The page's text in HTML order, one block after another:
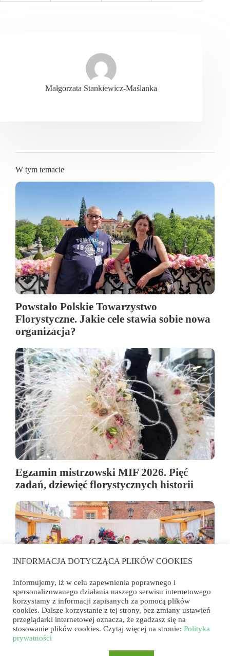
Małgorzata Stankiewicz-Maślanka
W tym temacie
Powstało Polskie Towarzystwo
Florystyczne. Jakie cele stawia sobie nowa
organizacja?
Egzamin mistrzowski MIF 2026. Pięć
zadań, dziewięć florystycznych historii
Florystyka wyszła na rynek. Konkurs
„Przyjęcie w ogrodzie u wybranego
artysty” we Wrocławiu
INFORMACJA DOTYCZĄCA PLIKÓW COOKIES
Informujemy, iż w celu zapewnienia poprawnego i
spersonalizowanego działania naszego serwisu internetowego
korzystamy z informacji zapisanych za pomocą plików
cookies. Dalsze korzystanie z tej strony, bez zmiany ustawień
przeglądarki internetowej oznacza, że zgadzasz się na
stosowanie plików cookies. Czytaj więcej na stronie: Polityka
prywatności